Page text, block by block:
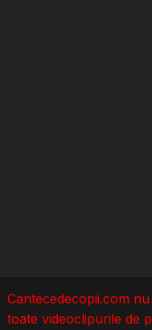
Cantecedecopii.com
toate videoclipurile de